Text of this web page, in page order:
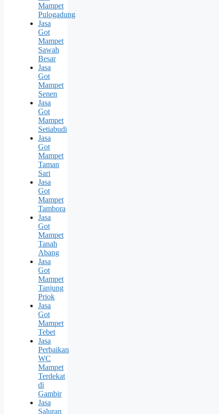
Mampet
Pulogadung
Jasa
Got
Mampet
Sawah
Besar
Jasa
Got
Mampet
Senen
Jasa
Got
Mampet
Setiabudi
Jasa
Got
Mampet
Taman
Sari
Jasa
Got
Mampet
Tambora
Jasa
Got
Mampet
Tanah
Abang
Jasa
Got
Mampet
Tanjung
Priok
Jasa
Got
Mampet
Tebet
Jasa
Perbaikan
WC
Mampet
Terdekat
di
Gambir
Jasa
Saluran